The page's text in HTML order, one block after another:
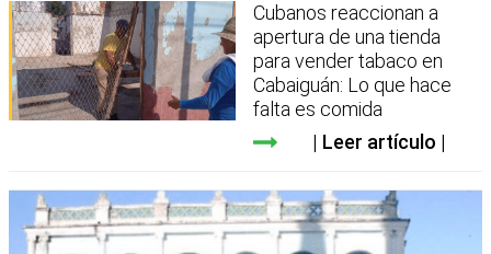
Cubanos reaccionan a
apertura de una tienda
para vender tabaco en
Cabaiguán: Lo que hace
falta es comida
Leer artículo